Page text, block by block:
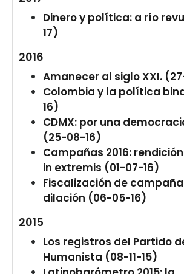
Dinero y política: a río
17)
2016
Amanecer al siglo XXI.
Colombia y la política
16)
CDMX: por una
(25-08-16)
Campañas 2016:
in extremis (01-07-16)
Fiscalización de
dilación (06-05-16)
2015
Los registros del Partido
Humanista (08-11-15)